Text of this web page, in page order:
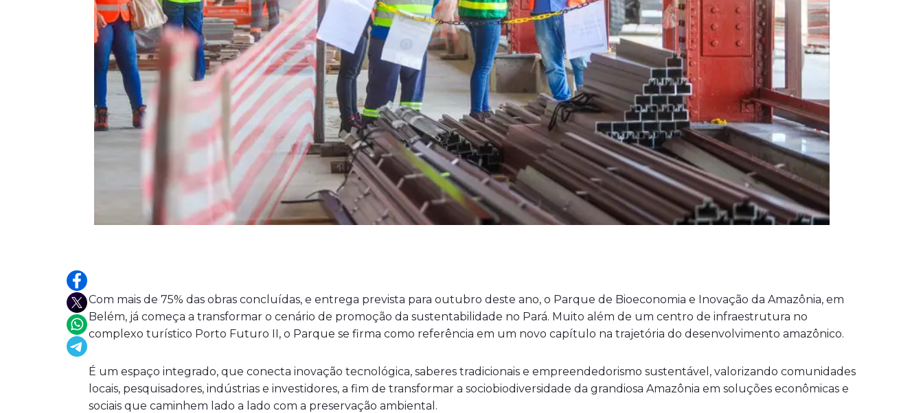
Com mais de 75% das obras concluídas, e entrega prevista para outubro deste ano, o Parque de Bioeconomia e Inovação da Amazônia, em
Belém, já começa a transformar o cenário de promoção da sustentabilidade no Pará. Muito além de um centro de infraestrutura no
complexo turístico Porto Futuro II, o Parque se firma como referência em um novo capítulo na trajetória do desenvolvimento amazônico.
É um espaço integrado, que conecta inovação tecnológica, saberes tradicionais e empreendedorismo sustentável, valorizando comunidades
locais, pesquisadores, indústrias e investidores, a fim de transformar a sociobiodiversidade da grandiosa Amazônia em soluções econômicas e
sociais que caminhem lado a lado com a preservação ambiental.